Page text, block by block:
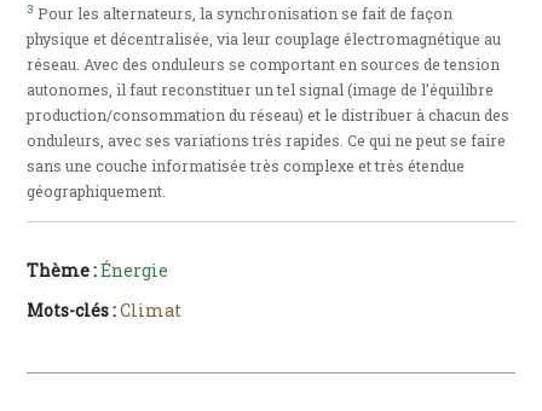
3 Pour les alternateurs, la synchronisation se fait de façon
physique et décentralisée, via leur couplage électromagnétique au
réseau. Avec des onduleurs se comportant en sources de tension
autonomes, il faut reconstituer un tel signal (image de l’équilibre
production/consommation du réseau) et le distribuer à chacun des
onduleurs, avec ses variations très rapides. Ce qui ne peut se faire
sans une couche informatisée très complexe et très étendue
géographiquement.
Thème :Énergie
Mots-clés :Climat